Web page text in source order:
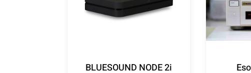
BLUESOUND NODE 2i